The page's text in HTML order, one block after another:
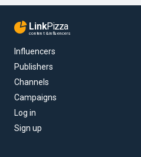
LinkPizza
content & influencers
Influencers
Publishers
Channels
Campaigns
Log in
Sign up